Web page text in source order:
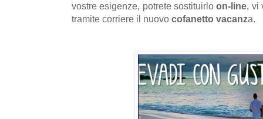
vostre esigenze, potrete sostituirloon-line, vi
tramite corriere il nuovo cofanetto vacanza.